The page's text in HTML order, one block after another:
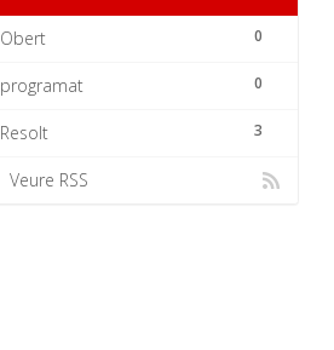
0
Obert
0
programat
3
Resolt
Veure RSS